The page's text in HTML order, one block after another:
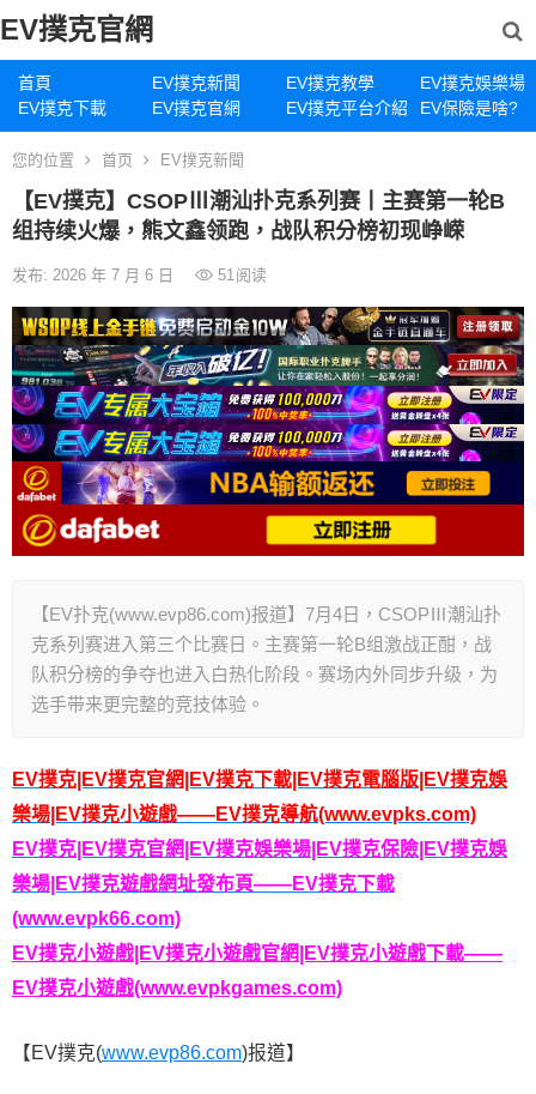
EV撲克官網
首頁 EV撲克新聞 EV撲克教學
EV撲克娛樂場
EV撲克下載
EV撲克官網 EV撲克平台介紹 EV保險是啥?
您的位置 首页 EV撲克新聞
【EV撲克】CSOPⅢ潮汕扑克系列赛丨主赛第一轮B
组持续火爆，熊文鑫领跑，战队积分榜初现峥嵘
发布: 2026 年 7 月 6 日 51阅读
【EV扑克(www.evp86.com)报道】7月4日，CSOPⅢ潮汕扑
克系列赛进入第三个比赛日。主赛第一轮B组激战正酣，战
队积分榜的争夺也进入白热化阶段。赛场内外同步升级，为
选手带来更完整的竞技体验。
EV撲克|EV撲克官網|EV撲克下載|EV撲克電腦版|EV撲克娛
樂場|EV撲克小遊戲——EV撲克導航(www.evpks.com)
EV撲克|EV撲克官網|EV撲克娛樂場|EV撲克保險|EV撲克娛
樂場|EV撲克遊戲網址發布頁——EV撲克下載
(www.evpk66.com)
EV撲克小遊戲|EV撲克小遊戲官網|EV撲克小遊戲下載——
EV撲克小遊戲(www.evpkgames.com)
【EV撲克(www.evp86.com)报道】